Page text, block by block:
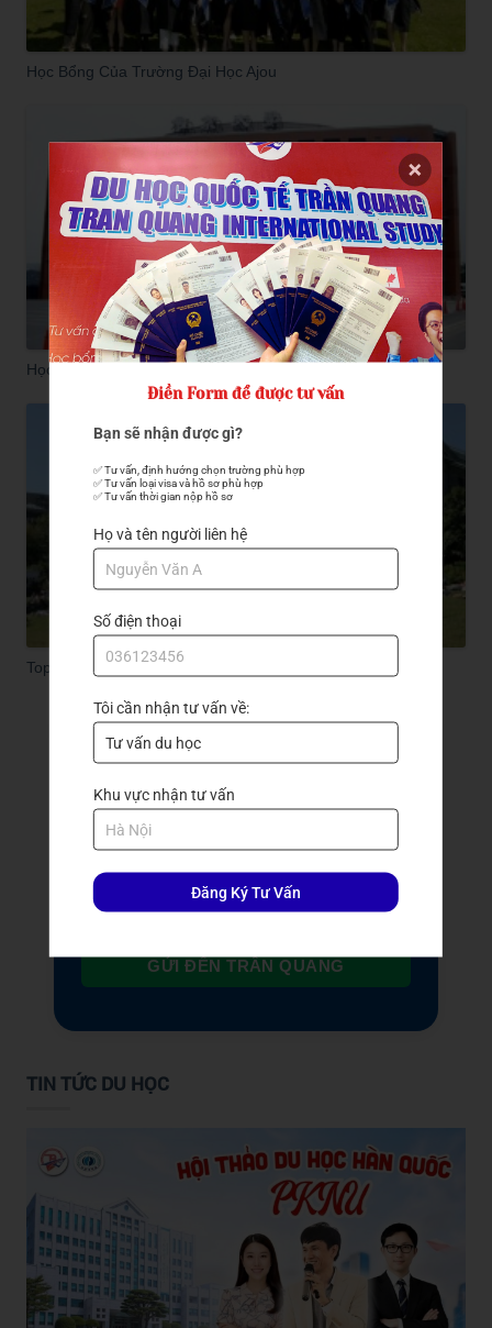
Học Bổng Của Trường Đại Học Ajou
Học Viện Nhật Ngữ kyoritsu
Top 3 trường đại học ở Toronto Canada tốt nhất
Đăng ký nhận tư vấn
GỬI ĐẾN TRẦN QUANG
TIN TỨC DU HỌC
Điền Form để được tư vấn
Bạn sẽ nhận được gì?
✅ Tư vấn, định hướng chọn trường phù hợp
✅ Tư vấn loại visa và hồ sơ phù hợp
✅ Tư vấn thời gian nộp hồ sơ
Họ và tên người liên hệ
Số điện thoại
Tôi cần nhận tư vấn về:
Khu vực nhận tư vấn
Đăng Ký Tư Vấn